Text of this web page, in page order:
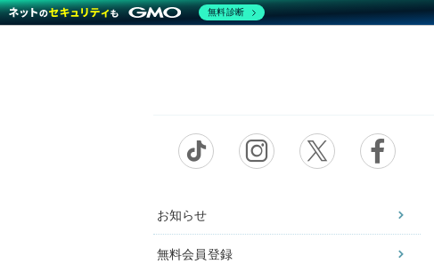
お知らせ
無料会員登録
無料診断